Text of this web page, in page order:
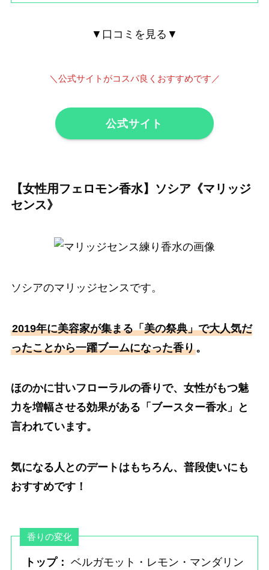
▼口コミを見る▼
＼ 公式サイトがコスパ良くおすすめです ／
公式サイト
【女性用フェロモン香水】ソシア《マリッジ
センス》
ソシアのマリッジセンスです。
2019年に美容家が集まる「美の祭典」で大人気だ
ったことから一躍ブームになった香り。
ほのかに甘いフローラルの香りで、女性がもつ魅
力を増幅させる効果がある「ブースター香水」と
言われています。
気になる人とのデートはもちろん、普段使いにも
おすすめです！
香りの変化
トップ： ベルガモット・レモン・マンダリン